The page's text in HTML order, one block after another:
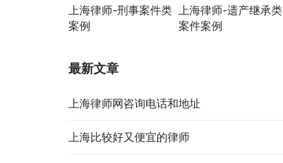
上海律师-刑事案件类
案例
上海律师-遗产继承类
案件案例
最新文章
上海律师网咨询电话和地址
上海比较好又便宜的律师